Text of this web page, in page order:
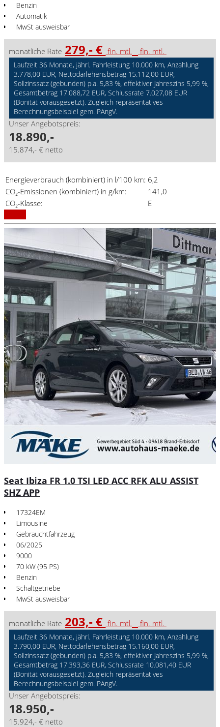
Benzin
Automatik
MwSt ausweisbar
monatliche Rate 279,- € fin. mtl. fin. mtl.
Laufzeit 36 Monate, jährl. Fahrleistung 10.000 km, Anzahlung
3.778,00 EUR, Nettodarlehensbetrag 15.112,00 EUR,
Sollzinssatz (gebunden) p.a. 5,83 %, effektiver Jahreszins 5,99 %,
Gesamtbetrag 17.088,72 EUR, Schlussrate 7.027,08 EUR
(Bonität vorausgesetzt). Zugleich repräsentatives
Berechnungsbeispiel gem. PAngV.
Unser Angebotspreis:
18.890,-
15.874,- € netto
Energieverbrauch (kombiniert) in l/100 km: 6,2
CO₂-Emissionen (kombiniert) in g/km:
141,0
CO₂-Klasse:
E
Seat Ibiza FR 1.0 TSI LED ACC RFK ALU ASSIST
SHZ APP
17324EM
Limousine
Gebrauchtfahrzeug
06/2025
9000
70 kW (95 PS)
Benzin
Schaltgetriebe
MwSt ausweisbar
monatliche Rate 203,- € fin. mtl. fin. mtl.
Laufzeit 36 Monate, jährl. Fahrleistung 10.000 km, Anzahlung
3.790,00 EUR, Nettodarlehensbetrag 15.160,00 EUR,
Sollzinssatz (gebunden) p.a. 5,83 %, effektiver Jahreszins 5,99 %,
Gesamtbetrag 17.393,36 EUR, Schlussrate 10.081,40 EUR
(Bonität vorausgesetzt). Zugleich repräsentatives
Berechnungsbeispiel gem. PAngV.
Unser Angebotspreis:
18.950,-
15.924,- € netto